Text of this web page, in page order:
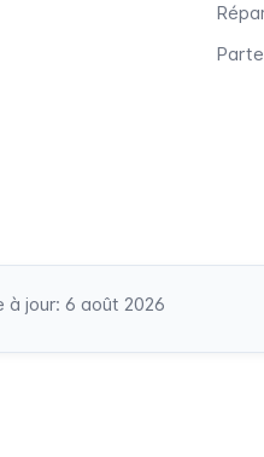
à jour: 6 août 2026